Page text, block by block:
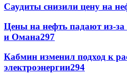
Саудиты снизили цену на
Цены на нефть падают из-за
и Омана297
Кабмин изменил подход к
электроэнергии294